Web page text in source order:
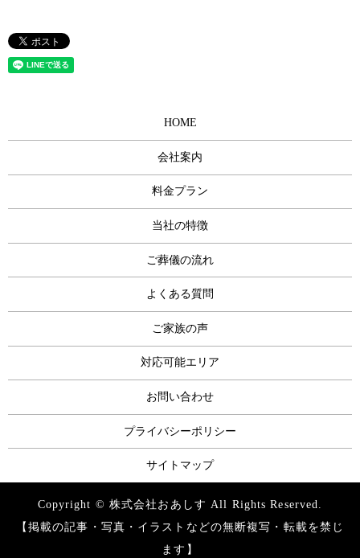
HOME
会社案内
料金プラン
当社の特徴
ご葬儀の流れ
よくある質問
ご家族の声
対応可能エリア
お問い合わせ
プライバシーポリシー
サイトマップ
Copyright © 株式会社おあしす All Rights Reserved.
【掲載の記事・写真・イラストなどの無断複写・転載を禁じ
ます】